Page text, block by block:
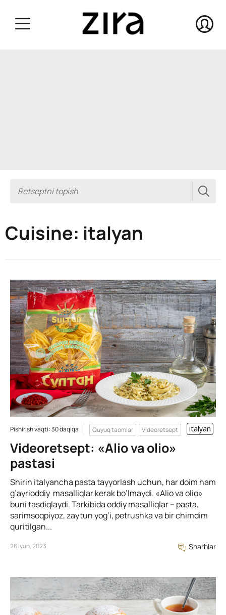
Cuisine: italyan
Pishirish vaqti: 30 daqiqa Quyuq taomlar Videoretsept italyan
Videoretsept: «Alio va olio»
pastasi
Shirin italyancha pasta tayyorlash uchun, har doim ham
g’ayrioddiy masalliqlar kerak bo’lmaydi. «Alio va olio»
buni tasdiqlaydi. Tarkibida oddiy masalliqlar – pasta,
sarimsoqpiyoz, zaytun yog’i, petrushka va bir chimdim
quritilgan...
26 Iyun, 2023 Sharhlar